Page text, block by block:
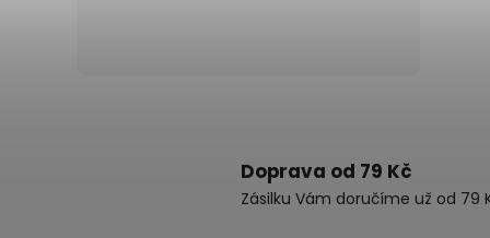
Doprava od 79 Kč
Zásilku Vám doručíme už od 79